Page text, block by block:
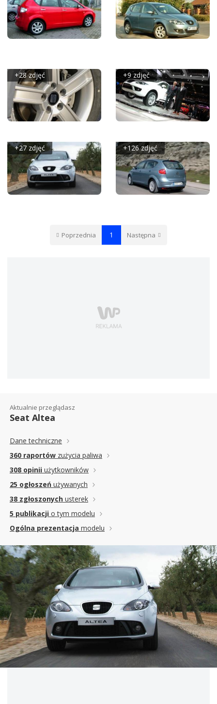
REDAKCYJNA
+28 zdjęć +9 zdjęć
+27 zdjęć +126 zdjęć
Poprzednia 1 Następna
Aktualnie przeglądasz
Seat Altea
Dane techniczne
360 raportów zużycia paliwa
308 opinii użytkowników
25 ogłoszeń używanych
38 zgłoszonych usterek
5 publikacji o tym modelu
Ogólna prezentacja modelu